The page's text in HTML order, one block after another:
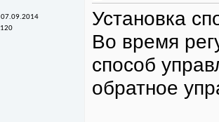
07.09.2014
120
Установка
Во время
способ
обратное